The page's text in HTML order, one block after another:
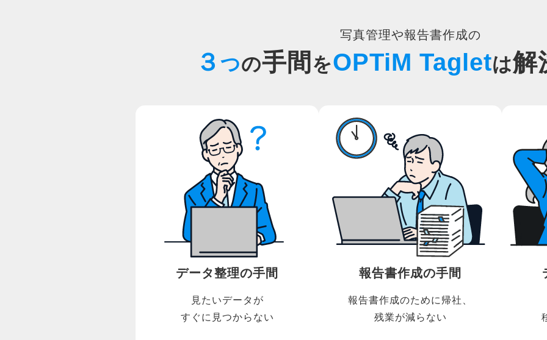
写真管理や報告書作成の
３ つの手間 をOPTiM Tagletは解
データ整理の手間
見たいデータが
すぐに見つからない
報告書作成の手間
報告書作成のために帰社、
残業が減らない